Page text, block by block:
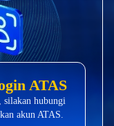
ATAS
silakan hubungi
akun ATAS.